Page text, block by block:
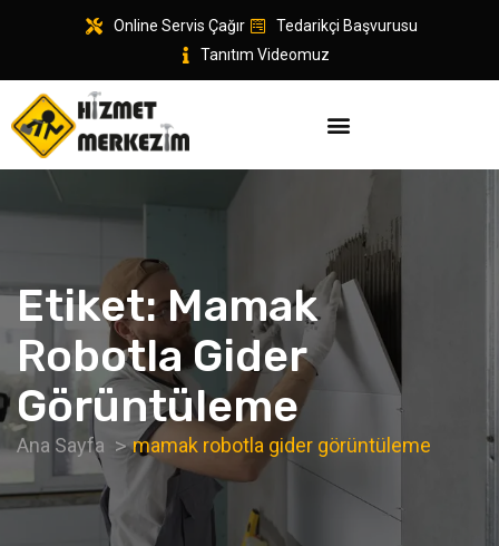
Online Servis Çağır
Tedarikçi Başvurusu
Tanıtım Videomuz
Etiket:Mamak
Robotla Gider
Görüntüleme
Ana Sayfa mamak robotla gider görüntüleme